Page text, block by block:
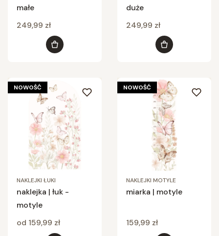
małe
Cena
249,99 zł
Do koszyka
duże
Cena
249,99 zł
Do koszyka
NOWOŚĆ
NAKLEJKI ŁUKI
naklejka | łuk -
motyle
Cena
od 159,99 zł
NOWOŚĆ
NAKLEJKI MOTYLE
miarka | motyle
Cena
159,99 zł